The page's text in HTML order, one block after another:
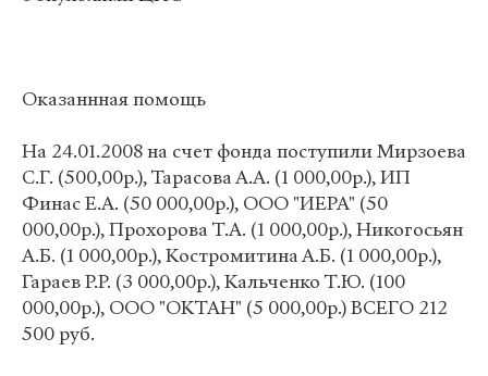
Оказаннная помощь
На 24.01.2008 на счет фонда поступили Мирзоева
С.Г. (500,00р.), Тарасова А.А. (1 000,00р.), ИП
Финас Е.А. (50 000,00р.), ООО "ИЕРА" (50
000,00р.), Прохорова Т.А. (1 000,00р.), Никогосьян
А.Б. (1 000,00р.), Костромитина А.Б. (1 000,00р.),
Гараев Р.Р. (3 000,00р.), Кальченко Т.Ю. (100
000,00р.), ООО "ОКТАН" (5 000,00р.) ВСЕГО 212
500 руб.